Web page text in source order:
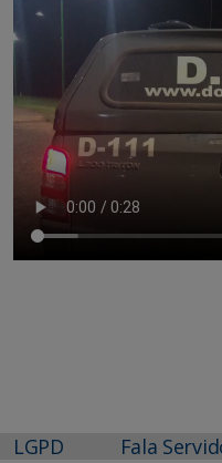
LGPD Fala